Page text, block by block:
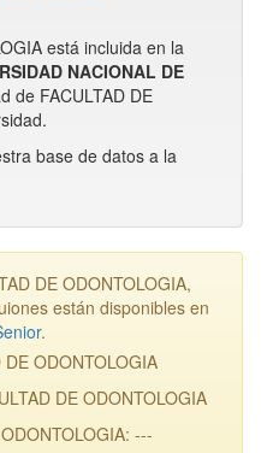
está incluida en la
NACIONAL DE
de FACULTAD DE
base de datos a la
DE ODONTOLOGIA,
están disponibles en
.
ODONTOLOGIA
DE ODONTOLOGIA
---